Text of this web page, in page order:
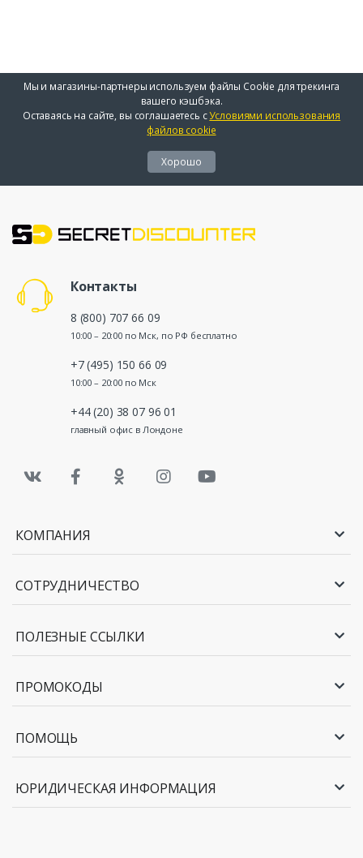
Мы и магазины-партнеры используем файлы Cookie для трекинга
вашего кэшбэка.
Оставаясь на сайте, вы соглашаетесь сУсловиями использования
файлов cookie
Хорошо
Контакты
8 (800) 707 66 09
10:00 – 20:00 по Мск, по РФ бесплатно
+7 (495) 150 66 09
10:00 – 20:00 по Мск
+44 (20) 38 07 96 01
главный офис в Лондоне
КОМПАНИЯ
СОТРУДНИЧЕСТВО
ПОЛЕЗНЫЕ ССЫЛКИ
ПРОМОКОДЫ
ПОМОЩЬ
ЮРИДИЧЕСКАЯ ИНФОРМАЦИЯ